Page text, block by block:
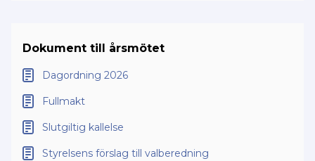
Dokument till årsmötet
Dagordning 2026
Fullmakt
Slutgiltig kallelse
Styrelsens förslag till valberedning